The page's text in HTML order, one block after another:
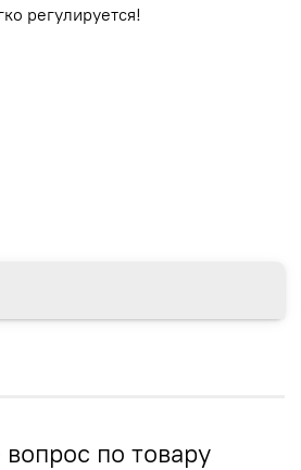
регулируется!
по товару